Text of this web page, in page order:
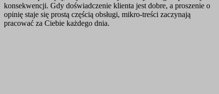
konsekwencji. Gdy doświadczenie klienta jest dobre, a proszenie o
opinię staje się prostą częścią obsługi, mikro-treści zaczynają
pracować za Ciebie każdego dnia.